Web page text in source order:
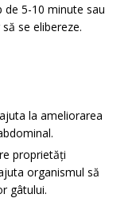
de 5-10 minute sau
se elibereze.
la ameliorarea
proprietăți
organismul să
gâtului.